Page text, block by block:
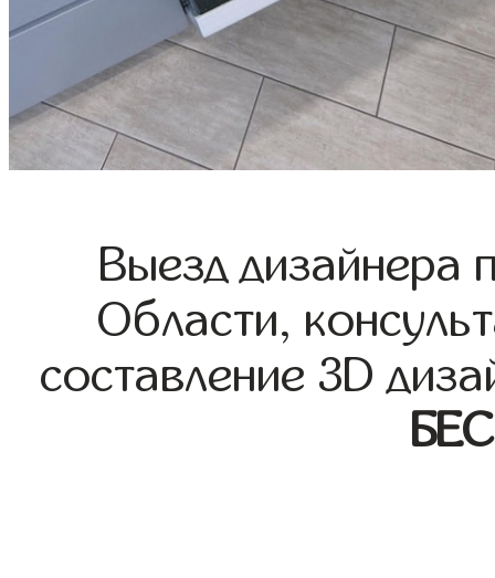
Выезд дизайнера
Области,
составление 3D